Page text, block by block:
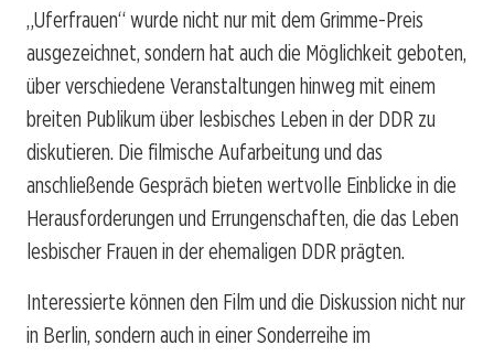
„Uferfrauen“ wurde nicht nur mit dem Grimme-Preis
ausgezeichnet, sondern hat auch die Möglichkeit geboten,
über verschiedene Veranstaltungen hinweg mit einem
breiten Publikum über lesbisches Leben in der DDR zu
diskutieren. Die filmische Aufarbeitung und das
anschließende Gespräch bieten wertvolle Einblicke in die
Herausforderungen und Errungenschaften, die das Leben
lesbischer Frauen in der ehemaligen DDR prägten.
Interessierte können den Film und die Diskussion nicht nur
in Berlin, sondern auch in einer Sonderreihe im